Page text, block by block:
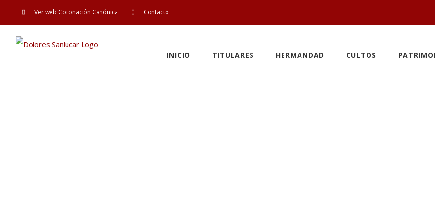
al
contenido
Ver web Coronación Canónica Contacto
INICIO TITULARES HERMANDAD CULTOS